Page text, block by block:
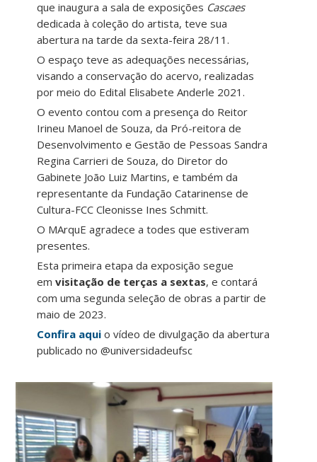
que inaugura a sala de exposições Cascaes
dedicada à coleção do artista, teve sua
abertura na tarde da sexta-feira 28/11.
O espaço teve as adequações necessárias,
visando a conservação do acervo, realizadas
por meio do Edital Elisabete Anderle 2021.
O evento contou com a presença do Reitor
Irineu Manoel de Souza, da Pró-reitora de
Desenvolvimento e Gestão de Pessoas Sandra
Regina Carrieri de Souza, do Diretor do
Gabinete João Luiz Martins, e também da
representante da Fundação Catarinense de
Cultura-FCC Cleonisse Ines Schmitt.
O MArquE agradece a todes que estiveram
presentes.
Esta primeira etapa da exposição segue
emvisitação de terças a sextas, e contará
com uma segunda seleção de obras a partir de
maio de 2023.
Confira aqui o vídeo de divulgação da abertura
publicado no @universidadeufsc